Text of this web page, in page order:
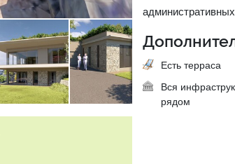
Есть терраса
Вся
рядом